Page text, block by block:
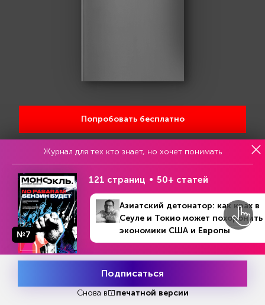
Попробовать бесплатно
Читать за 180 руб
Еженедельный анонс свежих
материалов и другие новости
Все самое актуальное с доставкой в ваш электронный
Попробовать
Журнал для тех кто знает, но хочет понимать
№7
121 страниц 50+ статей
Азиатский детонатор: как крах в
Сеуле и Токио может похоронить
экономики США и Европы
Подписаться
Снова в печатной версии